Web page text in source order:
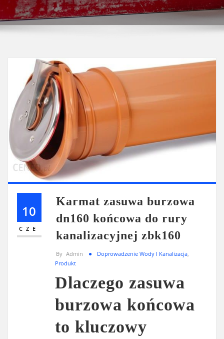
10
CZE
Karmat zasuwa burzowa
dn160 końcowa do rury
kanalizacyjnej zbk160
By Admin Doprowadzenie Wody I Kanalizacja,
Produkt
Dlaczego zasuwa
burzowa końcowa
to kluczowy